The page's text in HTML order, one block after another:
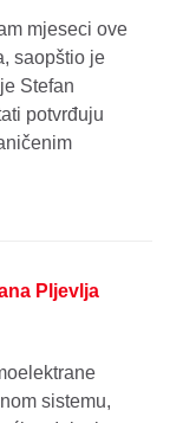
mjeseci ove
saopštio je
Stefan
potvrđuju
Pljevlja
sistemu,